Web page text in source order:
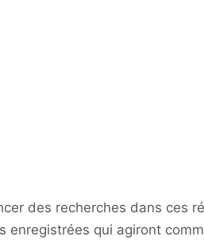
des recherches dans ces
enregistrées qui agiront